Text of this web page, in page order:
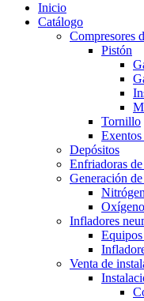
Inicio
Catálogo
Compresores
Pistón
Tornillo
Exentos
Depósitos
Enfriadoras de
Generación de
Oxígeno
Infladores
Venta de